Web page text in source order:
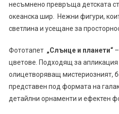
несъмнено превръща детската
океанска шир. Нежни фигури,
светлина и усещане за
Фототапет „Слънце и планети“–
цветове. Подходящ за апликация
олицетворяващ мистериозният,
представен под формата на
детайлни орнаменти и ефектен